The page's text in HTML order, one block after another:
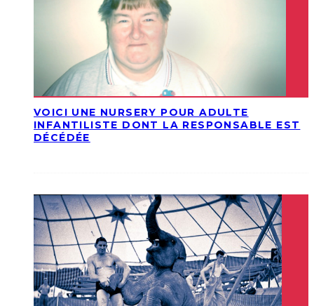
VOICI UNE NURSERY POUR ADULTE
INFANTILISTE DONT LA RESPONSABLE EST
DÉCÉDÉE